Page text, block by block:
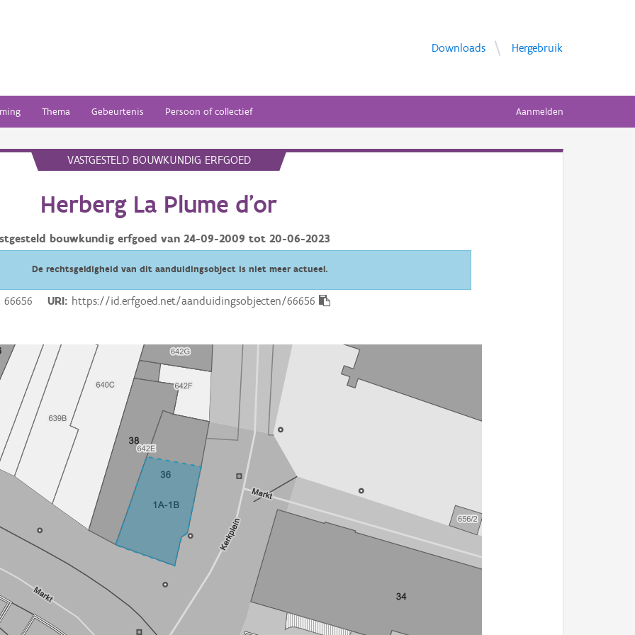
Downloads Hergebruik
Thema Gebeurtenis Persoon of collectief Aanmelden
VASTGESTELD BOUWKUNDIG ERFGOED
Herberg La Plume d'or
bouwkundig erfgoed van24-09-2009 tot20-06-2023
De rechtsgeldigheid van dit aanduidingsobject is niet meer actueel.
66656 URI https://id.erfgoed.net/aanduidingsobjecten/66656